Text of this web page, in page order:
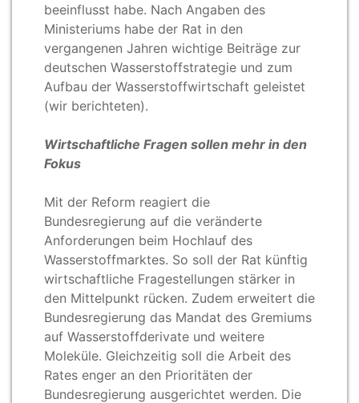
beeinflusst habe. Nach Angaben des
Ministeriums habe der Rat in den
vergangenen Jahren wichtige Beiträge zur
deutschen Wasserstoffstrategie und zum
Aufbau der Wasserstoffwirtschaft geleistet
(wir berichteten).
Wirtschaftliche Fragen sollen mehr in den
Fokus
Mit der Reform reagiert die
Bundesregierung auf die veränderte
Anforderungen beim Hochlauf des
Wasserstoffmarktes. So soll der Rat künftig
wirtschaftliche Fragestellungen stärker in
den Mittelpunkt rücken. Zudem erweitert die
Bundesregierung das Mandat des Gremiums
auf Wasserstoffderivate und weitere
Moleküle. Gleichzeitig soll die Arbeit des
Rates enger an den Prioritäten der
Bundesregierung ausgerichtet werden. Die